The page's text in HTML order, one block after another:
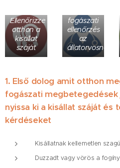
Ellenőrizze
otthon a
kisállat
száját
fogászati
ellenőrzés
az
állatorvosnál
1. Első dolog amit otthon
fogászati megbetegedések
nyissa ki a kisállat száját és
kérdéseket
Kisállatnak kellemetlen
Duzzadt vagy vörös a